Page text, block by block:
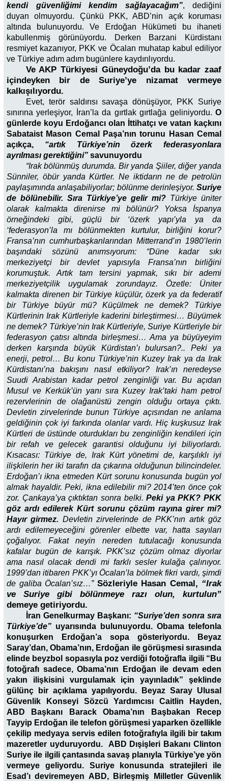
kendi güvenliğimi kendim sağlayacağım”, dediğini
duyan olmuyordu. Çünkü PKK, ABD’nin açık koruması
altında bulunuyordu. Ve Erdoğan Hükümeti bu ihaneti
kabullenmiş görünüyordu. Derken Barzani Kürdistanı
resmiyet kazanıyor, PKK ve Öcalan muhatap kabul ediliyor
ve Türkiye adım adım bugünlere kaydırılıyordu.
Ve AKP Türkiyesi Güneydoğu’da bu kadar zaaf
içindeyken bir de Suriye’ye nizamat vermeye
kalkışılıyordu.
Evet, terör saldırısı savaşa dönüşüyor, PKK Suriye
sınırına yerleşiyor, İran’la da gırtlak gırtlağa geliniyordu. O
günlerde koyu Erdoğancı olan İttihatçı ve vatan kaçkını
Sabataist Mason Cemal Paşa’nın torunu Hasan Cemal
açıkça, “artık Türkiye’nin özerk federasyonlara
ayrılması gerektiğini” savunuyordu
“Irak bölünmüş durumda. Bir yanda Şiiler, diğer yanda
Sünniler, öbür yanda Kürtler. Ne iktidarın ne de petrolün
paylaşımında anlaşabiliyorlar; bölünme derinleşiyor. Suriye
de bölünebilir. Sıra Türkiye’ye gelir mi? Türkiye üniter
olarak kalmakta direnirse mi bölünür? Yoksa İspanya
örneğindeki gibi, güçlü bir ‘özerk yapı’yla ya da
‘federasyon’la mı bölünmekten kurtulur, birliğini korur?
Fransa’nın cumhurbaşkanlarından Mitterrand’ın 1980’lerin
başındaki sözünü anımsıyorum: “Düne kadar sıkı
merkeziyetçi bir devlet yapısıyla Fransa’nın birliğini
korumuştuk. Artık tam tersini yapmak, sıkı bir ademi
merkeziyetçilik uygulamak zorundayız. Özetle: Üniter
kalmakta direnen bir Türkiye küçülür, özerk ya da federatif
bir Türkiye büyür mü? Küçülmek ne demek? Türkiye
Kürtlerinin Irak Kürtleriyle kaderini birleştirmesi… Büyümek
ne demek? Türkiye’nin Irak Kürtleriyle, Suriye Kürtleriyle bir
federasyon çatısı altında birleşmesi… Ama ya büyüyeyim
derken karşında büyük Kürdistan’ı bulursan?.. Peki ya
enerji, petrol… Bu konu Türkiye’nin Kuzey Irak ya da Irak
Kürdistanı’na bakışını nasıl etkiliyor? Irak’ın neredeyse
Suudi Arabistan kadar petrol zenginliği var. Bu açıdan
Musul ve Kerkük’ün yanı sıra Kuzey Irak’taki ham petrol
rezervlerinin de olağanüstü zengin olduğu ortaya çıktı.
Devletin zirvelerinde bunun Türkiye açısından ne anlama
geldiğinin çok iyi farkında olanlar vardı. Hiç kuşkusuz Irak
Kürtleri de üstünde oturdukları bu zenginliğin kendileri için
bir refah ve gelecek garantisi olduğunu iyi biliyorlardı.
Kısacası: Türkiye de, Irak Kürt yönetimi de, karşılıklı iyi
ilişkilerin her iki tarafın da çıkarına olduğunun bilincindeler.
Erdoğan’ı ikna etmeden Kürt sorunu konusunda bugün yol
almak hayaldir. Peki, ikna edilebilir mi? 2014’ten önce çok
zor. Çankaya’ya çıktıktan sonra belki.Peki ya PKK? PKK
göz ardı edilerek Kürt sorunu çözüm rayına girer mi?
Hayır girmez. Devletin zirvelerinde de PKK’nın artık göz
ardı edilemeyeceğini görenler elbette var, hatta sayıları
çoğalıyor. Fakat neyin nereden tutulacağı konusunda
kafalar bugün de karışık. PKK’sız çözüm olmaz diyorlar
ama nasıl olacak dendi mi farklı sesler kulağa çalınıyor.
1999’dan itibaren PKK’yı Öcalan’la bölmek fikri vardı, şimdi
de galiba Öcalan’sız…” Sözleriyle Hasan Cemal, “Irak
ve Suriye gibi bölünmeye razı olun, kurtulun”
demeye getiriyordu.
İran Genelkurmay Başkanı: “Suriye’den sonra sıra
Türkiye’de” uyarısında bulunuyordu. Obama telefonla
konuşurken Erdoğan’a sopa gösteriyordu. Beyaz
Saray’dan, Obama’nın, Erdoğan ile görüşmesi sırasında
elinde beyzbol sopasıyla poz verdiği fotoğrafla ilgili “Bu
fotoğrafı sadece, Obama’nın Erdoğan ile devam eden
yakın ilişkisini vurgulamak için yayınladık” şeklinde
gülünç bir açıklama yapılıyordu. Beyaz Saray Ulusal
Güvenlik Konseyi Sözcü Yardımcısı Caitlin Hayden,
ABD Başkanı Barack Obama’nın Başbakan Recep
Tayyip Erdoğan ile telefon görüşmesi yaparken özellikle
çekilip medyaya servis edilen fotoğrafıyla ilgili bir takım
mazeretler uyduruyordu. ABD Dışişleri Bakanı Clinton
Suriye ile ilgili çantasında savaş planıyla Türkiye’ye yön
vermeye geliyordu. Suriye konusunda stratejileri ile
Esad’ı deviremeyen ABD, Birleşmiş Milletler Güvenlik